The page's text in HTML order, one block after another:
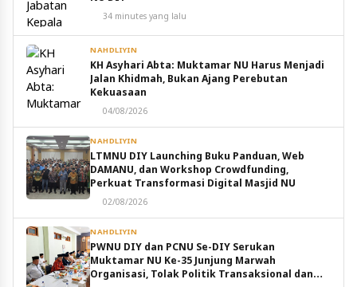
34 minutes yang lalu
NAHDLIYIN
KH Asyhari Abta: Muktamar NU Harus Menjadi
Jalan Khidmah, Bukan Ajang Perebutan
Kekuasaan
04/08/2026
NAHDLIYIN
LTMNU DIY Launching Buku Panduan, Web
DAMANU, dan Workshop Crowdfunding,
Perkuat Transformasi Digital Masjid NU
02/08/2026
NAHDLIYIN
PWNU DIY dan PCNU Se-DIY Serukan
Muktamar NU Ke-35 Junjung Marwah
Organisasi, Tolak Politik Transaksional dan